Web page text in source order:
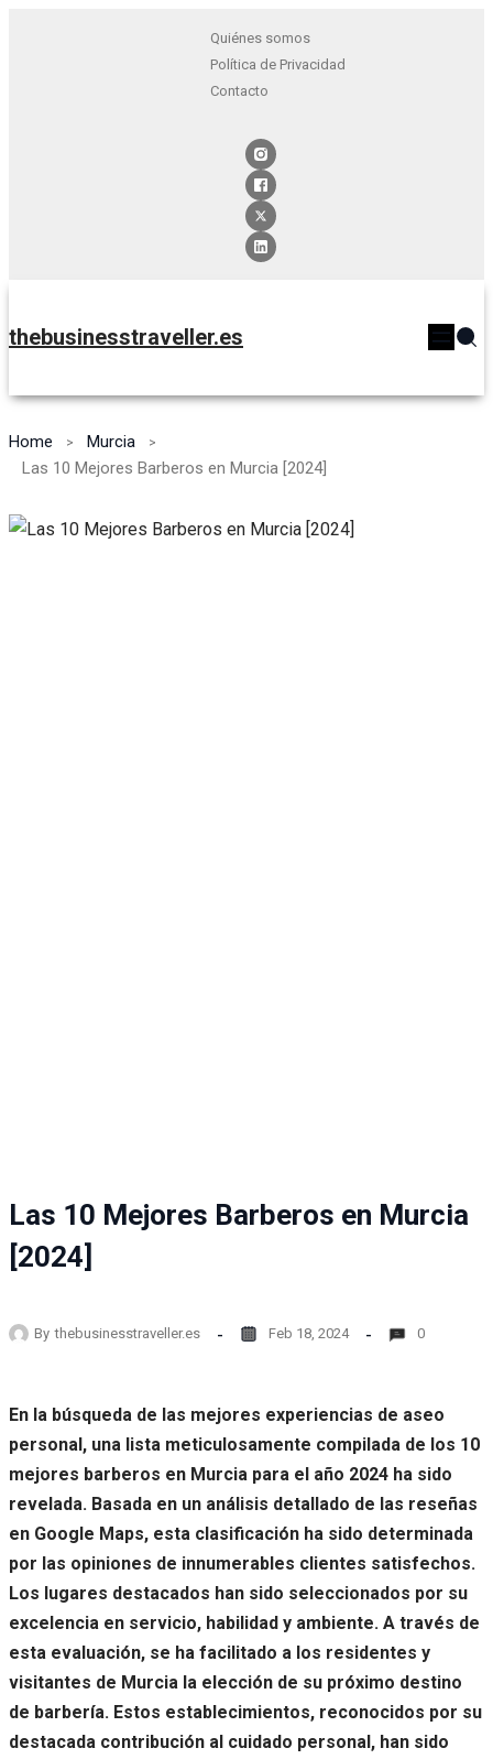
Quiénes somos
Política de Privacidad
Contacto
thebusinesstraveller.es
Home
Murcia
Las 10 Mejores Barberos en Murcia [2024]
Las 10 Mejores Barberos en Murcia
[2024]
By thebusinesstraveller.es Feb 18, 2024 0
En la búsqueda de las mejores experiencias de aseo
personal, una lista meticulosamente compilada de los 10
mejores barberos en Murcia para el año 2024 ha sido
revelada. Basada en un análisis detallado de las reseñas
en Google Maps, esta clasificación ha sido determinada
por las opiniones de innumerables clientes satisfechos.
Los lugares destacados han sido seleccionados por su
excelencia en servicio, habilidad y ambiente. A través de
esta evaluación, se ha facilitado a los residentes y
visitantes de Murcia la elección de su próximo destino
de barbería. Estos establecimientos, reconocidos por su
destacada contribución al cuidado personal, han sido